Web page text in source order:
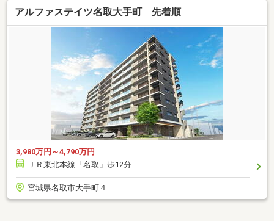
アルファステイツ名取大手町 先着順
3,980万円～4,790万円
ＪＲ東北本線「名取」歩12分
宮城県名取市大手町４